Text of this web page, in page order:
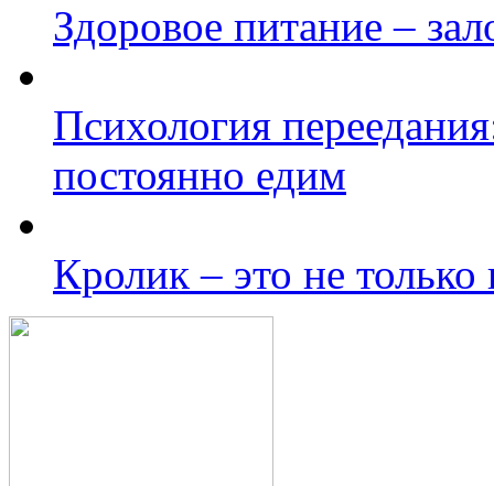
Здоровое питание –
Психология
постоянно едим
Кролик – это не